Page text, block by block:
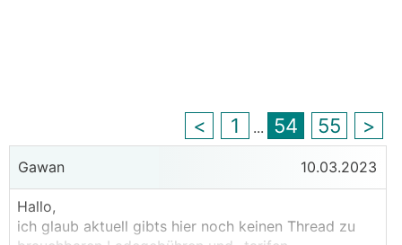
< 1 ... 54 55 >
Gawan 10.03.2023
Hallo,
ich glaub aktuell gibts hier noch keinen Thread zu